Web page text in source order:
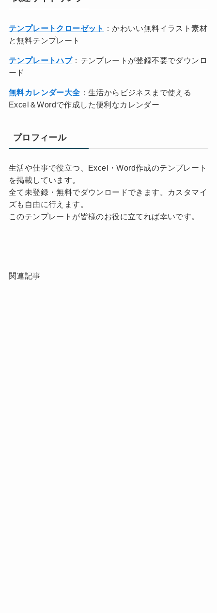
テンプレートクローゼット
：かわいい無料イラスト素材
と無料テンプレート
テンプレートハブ：テンプレートが登録不要でダウンロ
ード
無料カレンダー大全 ：生活からビジネスまで使える
Excel＆Wordで作成した便利なカレンダー
プロフィール
生活や仕事で役立つ、Excel・Word作成のテンプレート
を掲載しています。
全て未登録・無料でダウンロードできます。カスタマイ
ズも自由に行えます。
このテンプレートが皆様のお役に立てれば幸いです。
関連記事